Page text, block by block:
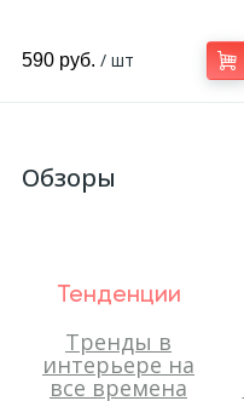
590 руб. / шт
Обзоры
Тенденции
Тренды в
интерьере на
все времена